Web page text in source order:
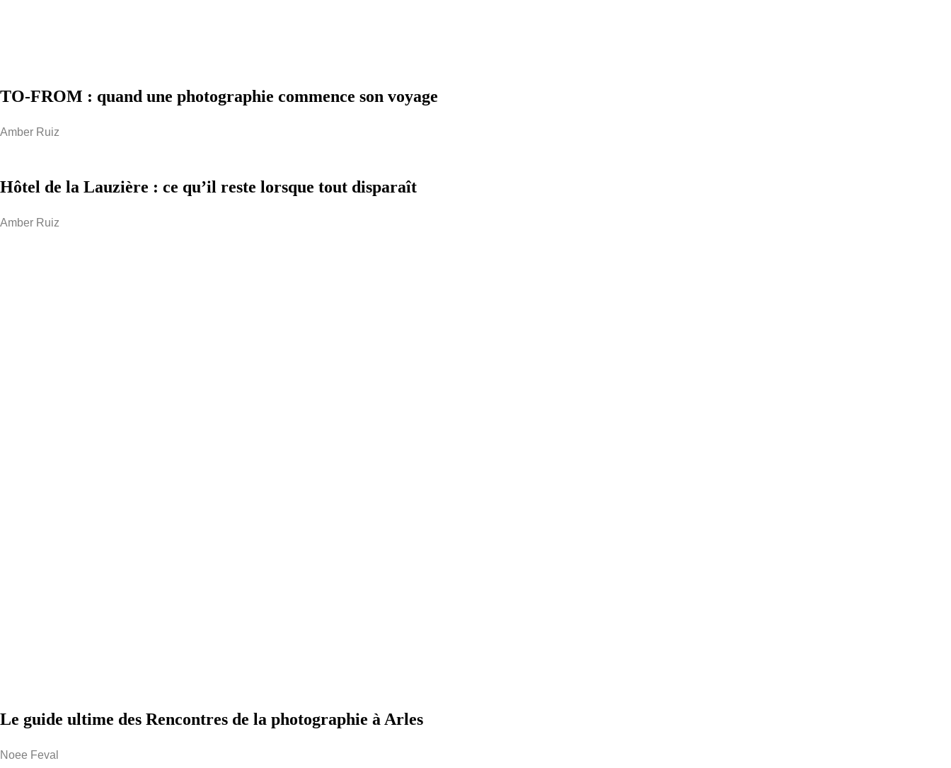
TO-FROM : quand une photographie commence son voyage
Amber Ruiz
Hôtel de la Lauzière : ce qu’il reste lorsque tout disparaît
Amber Ruiz
Le guide ultime des Rencontres de la photographie à Arles
Noee Feval